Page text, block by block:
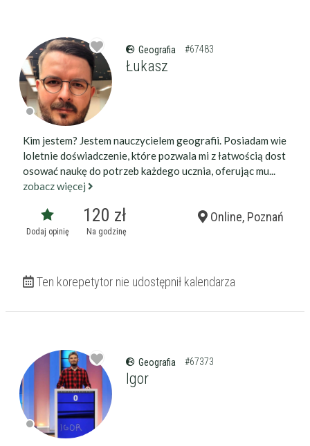
Geografia #67483
Łukasz
Kim jestem? Jestem nauczycielem geografii. Posiadam wie
loletnie doświadczenie, które pozwala mi z łatwością dost
osować naukę do potrzeb każdego ucznia, oferując mu...
zobacz więcej
Dodaj opinię
120 zł
Na godzinę
Online, Poznań
Ten korepetytor nie udostępnił kalendarza
Geografia #67373
Igor